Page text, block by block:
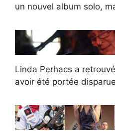
un nouvel album solo,
Linda Perhacs a
avoir été portée disparue